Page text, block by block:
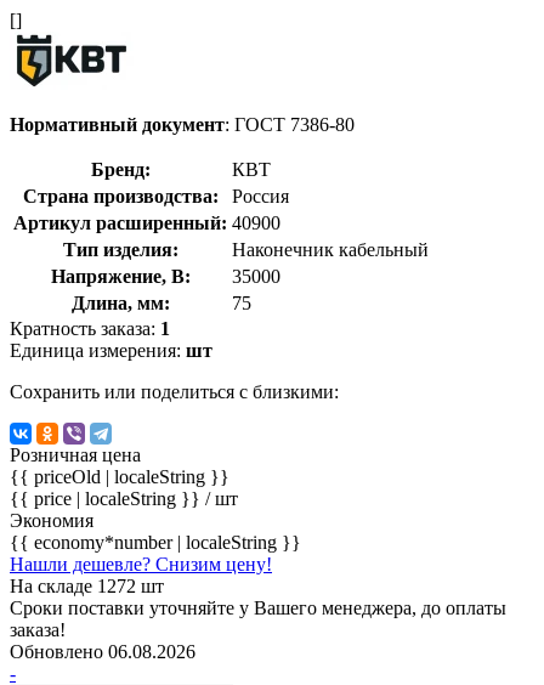
[]
Нормативный документ: ГОСТ 7386-80
Бренд:
КВТ
Страна производства:
Россия
Артикул расширенный: 40900
Тип изделия:
Наконечник кабельный
Напряжение, В:
35000
Длина, мм:
75
Кратность заказа: 1
Единица измерения: шт
Сохранить или поделиться с близкими:
Розничная цена
{{ priceOld | localeString }}
{{ price | localeString }} / шт
Экономия
{{ economy*number | localeString }}
Нашли дешевле? Снизим цену!
На складе 1272 шт
Сроки поставки уточняйте у Вашего менеджера, до оплаты
заказа!
Обновлено 06.08.2026
-